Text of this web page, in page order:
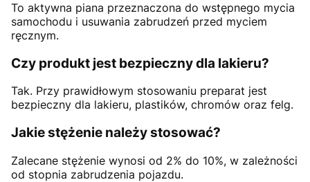
To aktywna piana przeznaczona do wstępnego mycia
samochodu i usuwania zabrudzeń przed myciem
ręcznym.
Czy produkt jest bezpieczny dla lakieru?
Tak. Przy prawidłowym stosowaniu preparat jest
bezpieczny dla lakieru, plastików, chromów oraz felg.
Jakie stężenie należy stosować?
Zalecane stężenie wynosi od 2% do 10%, w zależności
od stopnia zabrudzenia pojazdu.